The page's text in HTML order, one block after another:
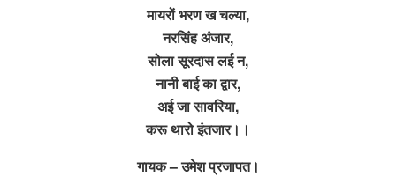
मायरों भरण ख चल्या,
नरसिंह अंजार,
सोला सूरदास लई न,
नानी बाई का द्वार,
अई जा सावरिया,
करू थारो इंतजार।।
गायक – उमेश प्रजापत।